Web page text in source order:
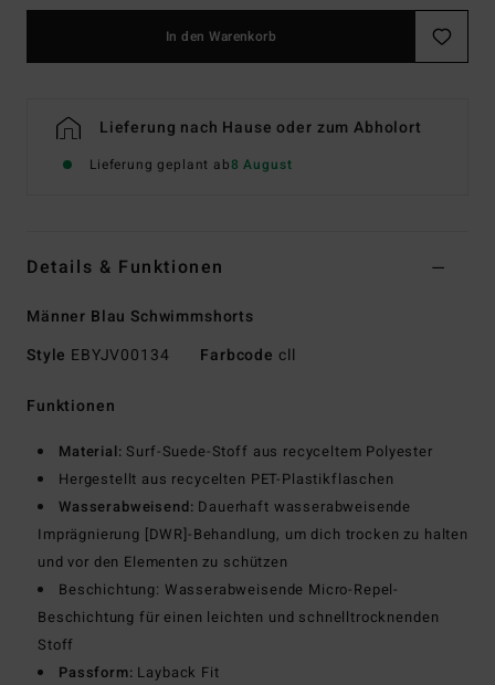
In den Warenkorb
Lieferung nach Hause oder zum Abholort
Lieferung geplant ab8 August
Details & Funktionen
Männer Blau Schwimmshorts
Style EBYJV00134 Farbcode cll
Funktionen
Material: Surf-Suede-Stoff aus recyceltem Polyester
Hergestellt aus recycelten PET-Plastikflaschen
Wasserabweisend: Dauerhaft wasserabweisende
Imprägnierung [DWR]-Behandlung, um dich trocken zu halten
und vor den Elementen zu schützen
Beschichtung: Wasserabweisende Micro-Repel-
Beschichtung für einen leichten und schnelltrocknenden
Stoff
Passform: Layback Fit